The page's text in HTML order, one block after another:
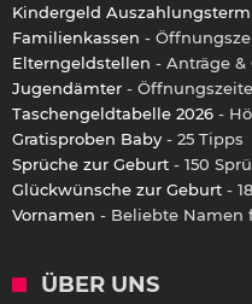
Kindergeld
Familienkassen -
Elterngeldstellen - Anträge
Jugendämter -
Taschengeldtabelle 2026 -
Gratisproben Baby - 25 Tipps
Sprüche zur Geburt - 150
Glückwünsche zur Geburt -
Vornamen - Beliebte Namen
ÜBER UNS